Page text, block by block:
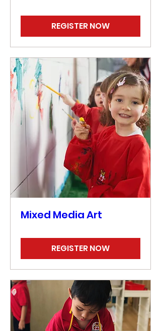
REGISTER NOW
Mixed Media Art
REGISTER NOW